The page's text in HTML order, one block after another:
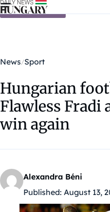
Skip to content
News Sport
Hungarian
Flawless Fradi
win again
Alexandra Béni
Published: August 13,